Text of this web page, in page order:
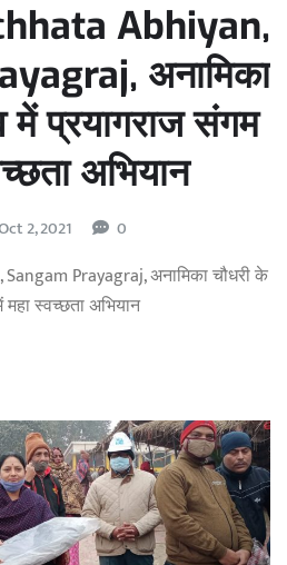
Abhiyan,
अनामिका
में प्रयागराज संगम
अभियान
2, 2021 0
Prayagraj, अनामिका चौधरी के
स्वच्छता अभियान